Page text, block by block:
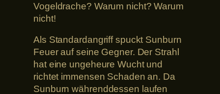
Vogeldrache? Warum nicht? Warum
nicht!
Als Standardangriff spuckt Sunburn
Feuer auf seine Gegner. Der Strahl
hat eine ungeheure Wucht und
richtet immensen Schaden an. Da
Sunburn währenddessen laufen